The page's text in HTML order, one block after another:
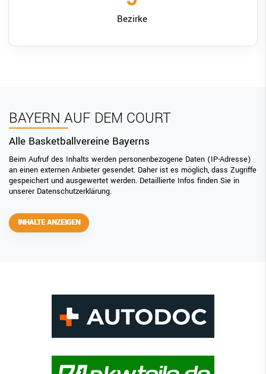
Bezirke
BAYERN AUF DEM COURT
Alle Basketballvereine Bayerns
Beim Aufruf des Inhalts werden personenbezogene Daten (IP-Adresse)
an einen externen Anbieter gesendet. Daher ist es möglich, dass Zugriffe
gespeichert und ausgewertet werden. Detaillierte Infos finden Sie in
unserer Datenschutzerklärung.
INHALTE ANZEIGEN